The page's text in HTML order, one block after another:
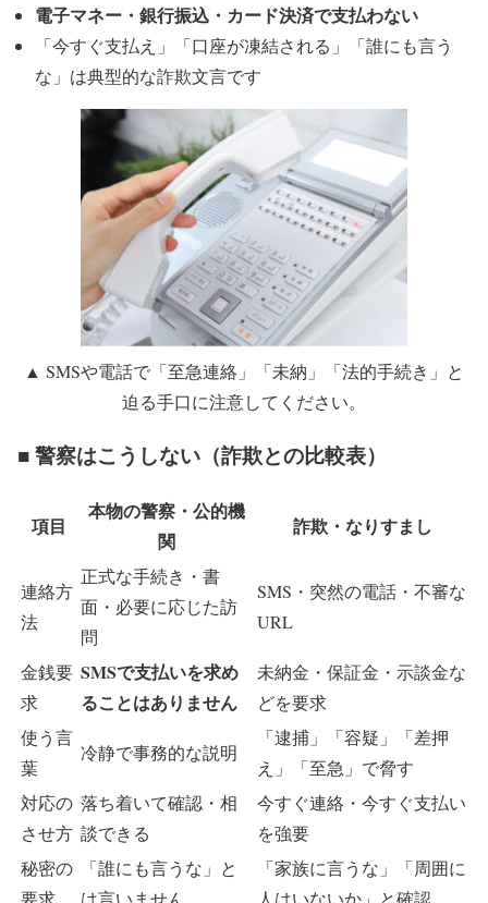
電子マネー・銀行振込・カード決済で支払わない
「今すぐ支払え」「口座が凍結される」「誰にも言う
な」 は典型的な詐欺文言です
▲ SMSや電話で「至急連絡」「未納」「法的手続き」と
迫る手口に注意してください。
■ 警察はこうしない（詐欺との比較表）
項目
本物の警察・公的機
関
詐欺・なりすまし
連絡方
法
正式な手続き・書
面・必要に応じた訪
問
SMS・突然の電話・不審な
URL
金銭要
求
SMSで支払いを求め
ることはありません
未納金・保証金・示談金な
どを要求
使う言
葉
冷静で事務的な説明
「逮捕」「容疑」「差押
え」「至急」で脅す
対応の
させ方
落ち着いて確認・相
談できる
今すぐ連絡・今すぐ支払い
を強要
秘密の
「誰にも言うな」と
「家族に言うな」「周囲に